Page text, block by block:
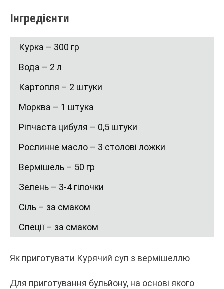
Інгредієнти
Курка – 300 гр
Вода – 2 л
Картопля – 2 штуки
Морква – 1 штука
Ріпчаста цибуля – 0,5 штуки
Рослинне масло – 3 столові ложки
Вермішель – 50 гр
Зелень – 3-4 гілочки
Сіль – за смаком
Спеції – за смаком
Як приготувати Курячий суп з вермішеллю
Для приготування бульйону, на основі якого